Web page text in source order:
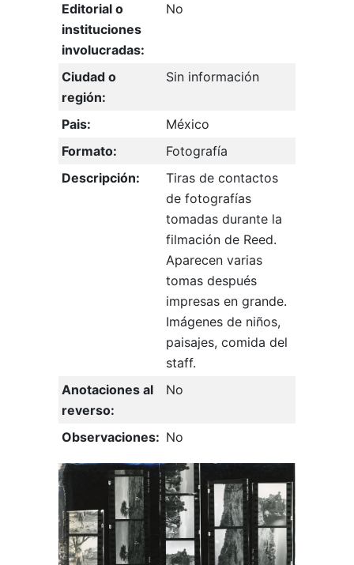
Editorial o
instituciones
involucradas:
No
Ciudad o
región:
Sin información
Pais:
México
Formato:
Fotografía
Descripción:
Tiras de contactos
de fotografías
tomadas durante la
filmación de Reed.
Aparecen varias
tomas después
impresas en grande.
Imágenes de niños,
paisajes, comida del
staff.
Anotaciones al
reverso:
No
Observaciones: No